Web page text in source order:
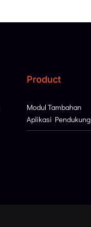
Product
Modul Tambahan
Aplikasi Pendukung